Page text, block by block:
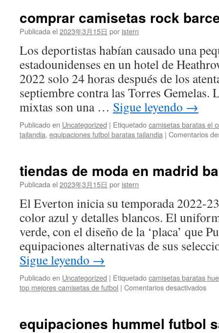
comprar camisetas rock
Publicada el 2023年3月15日 por istern
Los deportistas habían causado una
estadounidenses en un hotel de
2022 solo 24 horas después de los
septiembre contra las Torres Gemelas.
mixtas son una … Sigue leyendo →
Publicado en Uncategorized | Etiquetadocamisetas baratas el
tailandia, equipaciones futbol baratas tailandia | Comentarios
tiendas de moda en madrid
Publicada el 2023年3月15日 por istern
El Everton inicia su temporada 2022-
color azul y detalles blancos. El
verde, con el diseño de la ‘placa’ que
equipaciones alternativas de sus
Sigue leyendo →
Publicado en Uncategorized | Etiquetadocamisetas baratas
top mejores camisetas de futbol | Comentarios desactivadosen
en
equipaciones hummel futbol